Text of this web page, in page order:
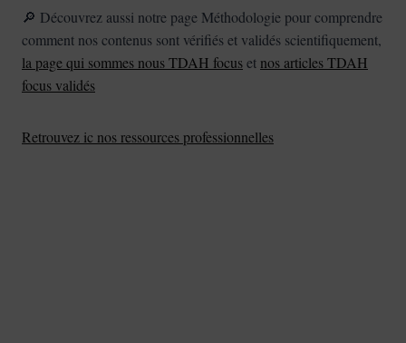
🔎 Découvrez aussi notre page Méthodologie pour comprendre
comment nos contenus sont vérifiés et validés scientifiquement,
la page qui sommes nous TDAH focuset nos articles TDAH
focus validés
Retrouvez ic nos ressources professionnelles